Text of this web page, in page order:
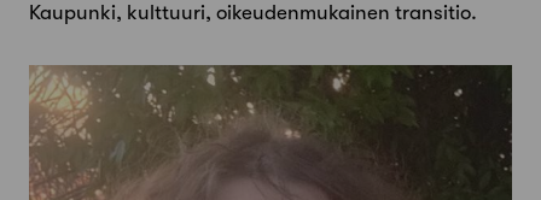
Kaupunki, kulttuuri, oikeudenmukainen transitio.